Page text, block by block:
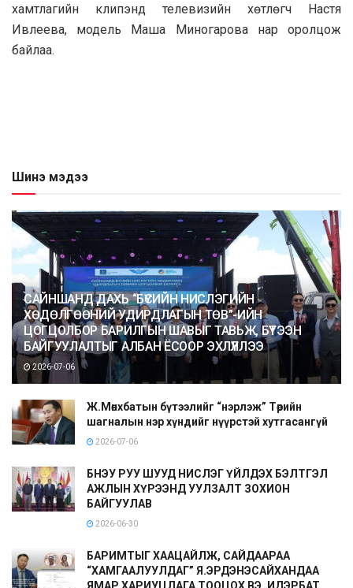
хамтлагийн клипэнд телевизийн хөтлөгч Настя
Ивлеева, модель Маша Миногарова нар оролцож
байлаа.
Шинэ мэдээ
САЙНШАНД ДАХЬ “БҮСИЙН НИСЛЭГИЙН
ХӨДӨЛГӨӨНИЙ УДИРДЛАГЫН ТӨВ”-ИЙН
ЦОГЦОЛБОР БАРИЛГЫН ШАВЫГ ТАВЬЖ, БҮТЭЭН
БАЙГУУЛАЛТЫГ АЛБАН ЁСООР ЭХЛҮҮЛЛЭЭ
2026-07-06
Ж.Мөнхбатын бүтээлийг “нэрлэж” Төрийн
шагналын нэр хүндийг нүүрстэй хутгасангүй
2026-07-06
БНЭУ РУУ ШУУД НИСЛЭГ ҮЙЛДЭХ БЭЛТГЭЛ
АЖЛЫН ХҮРЭЭНД УУЛЗАЛТ ЗОХИОН
БАЙГУУЛАВ
2026-06-30
БАРИМТЫГ ХААЦАЙЛЖ, САЙДААРАА
“ХАМГААЛУУЛДАГ” Я.ЭРДЭНЭСАЙХАНДАА
ЯМАР ХАРИУЦЛАГА ТООЦОХ ВЭ, ИДЭРБАТ